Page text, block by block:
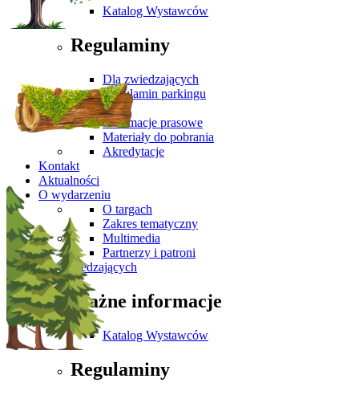
Katalog Wystawców
Regulaminy
Dla zwiedzających
Regulamin parkingu
Media
Informacje prasowe
Materiały do pobrania
Akredytacje
Kontakt
Aktualności
O wydarzeniu
O targach
Zakres tematyczny
Multimedia
Partnerzy i patroni
Dla Zwiedzających
Ważne informacje
Katalog Wystawców
Regulaminy